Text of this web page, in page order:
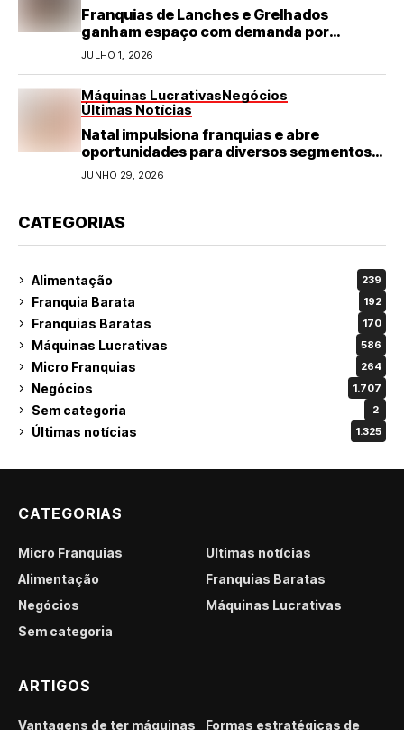
Franquias de Lanches e Grelhados
ganham espaço com demanda por
refeições rápidas e de qualidade
JULHO 1, 2026
Máquinas LucrativasNegócios
Últimas Notícias
Natal impulsiona franquias e abre
oportunidades para diversos segmentos
do varejo
JUNHO 29, 2026
CATEGORIAS
Alimentação 239
Franquia Barata 192
Franquias Baratas 170
Máquinas Lucrativas 586
Micro Franquias 264
Negócios 1.707
Sem categoria 2
Últimas notícias 1.325
CATEGORIAS
Micro Franquias
Últimas notícias
Alimentação
Franquias Baratas
Negócios
Máquinas Lucrativas
Sem categoria
ARTIGOS
Vantagens de ter máquinas Formas estratégicas de